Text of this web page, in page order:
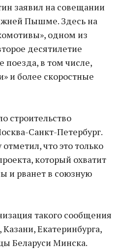
заявил на совещании
Пышме. Здесь на
одном из
десятилетие
поезда, в том числе,
и более скоростные
строительство
Санкт-Петербург.
что это только
который охватит
и рванет в союзную
такого сообщения
Екатеринбурга,
Беларуси Минска.